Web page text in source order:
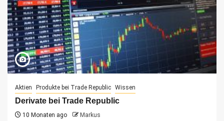
Aktien Produkte bei Trade Republic Wissen
Derivate bei Trade Republic
10 Monaten ago Markus